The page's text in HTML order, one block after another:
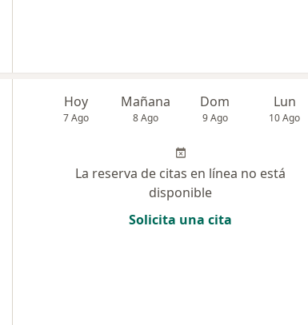
Hoy
7 Ago
Mañana
8 Ago
Dom
9 Ago
Lun
10 Ago
La reserva de citas en línea no está
disponible
Solicita una cita